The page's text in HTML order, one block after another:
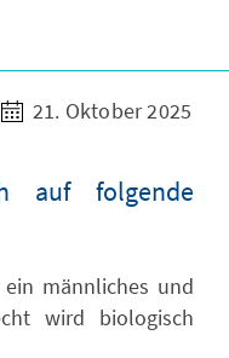
21. Oktober 2025
auf folgende
männliches und
wird biologisch